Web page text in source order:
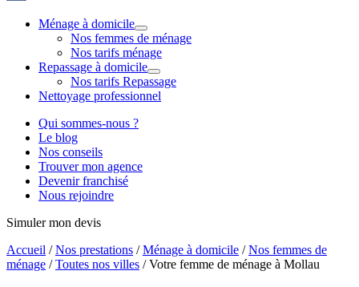
Ménage à domicile
Nos femmes de ménage
Nos tarifs ménage
Repassage à domicile
Nos tarifs Repassage
Nettoyage professionnel
Qui sommes-nous ?
Le blog
Nos conseils
Trouver mon agence
Devenir franchisé
Nous rejoindre
Simuler mon devis
Accueil /Nos prestations /Ménage à domicile /Nos femmes de
ménage /Toutes nos villes /Votre femme de ménage à Mollau